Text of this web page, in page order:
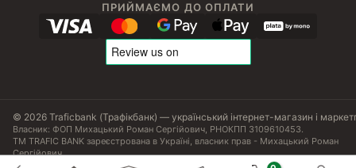
ПРИЙМАЄМО ДО ОПЛАТИ
© 2026 Traficbank (Трафікбанк) — український інтернет-магазин і
Власник: ФОП Михацький Роман Сергійович, РНОКПП 3109610453.
ТМ TRAFIC BANK зареєстрована в Україні, власник прав - Михацький Роман
Сергійович.